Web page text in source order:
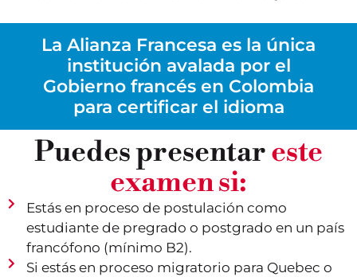
La Alianza Francesa es la única
institución avalada por el
Gobierno francés en Colombia
para certificar el idioma
Puedes presentareste
examen si:
Estás en proceso de postulación como
estudiante de pregrado o postgrado en un país
francófono (mínimo B2).
Si estás en proceso migratorio para Quebec o